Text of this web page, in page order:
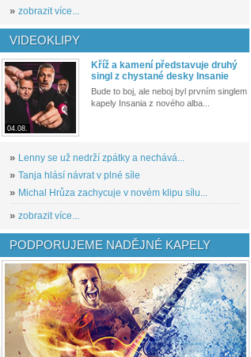
» zobrazit více...
VIDEOKLIPY
04.08.
Kříž a kamení představuje druhý
singl z chystané desky Insanie
Bude to boj, ale neboj byl prvním singlem
kapely Insania z nového alba...
» Lenny se už nedrží zpátky a nechává...
» Tanja hlásí návrat v plné síle
» Michal Hrůza zachycuje v novém klipu sílu...
» zobrazit více...
PODPORUJEME NADĚJNÉ KAPELY